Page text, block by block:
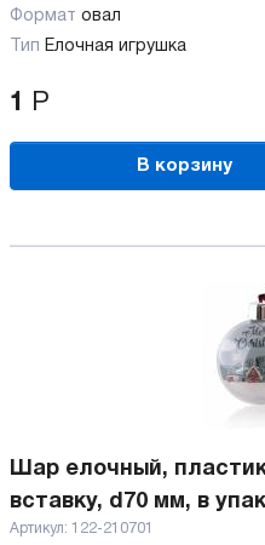
Формат овал
Тип Елочная игрушка
1 Р
В корзину
Шар елочный,
вставку, d70 мм, в
Артикул: 122-210701